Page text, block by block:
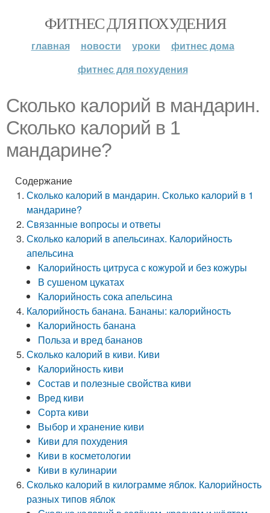
ФИТНЕС ДЛЯ ПОХУДЕНИЯ
главная новости уроки
фитнес дома
фитнес для похудения
Сколько калорий в мандарин.
Сколько калорий в 1
мандарине?
Содержание
Сколько калорий в мандарин. Сколько калорий в 1
мандарине?
Связанные вопросы и ответы
Сколько калорий в апельсинах. Калорийность
апельсина
Калорийность цитруса с кожурой и без кожуры
В сушеном цукатах
Калорийность сока апельсина
Калорийность банана. Бананы: калорийность
Калорийность банана
Польза и вред бананов
Сколько калорий в киви. Киви
Калорийность киви
Состав и полезные свойства киви
Вред киви
Сорта киви
Выбор и хранение киви
Киви для похудения
Киви в косметологии
Киви в кулинарии
Сколько калорий в килограмме яблок. Калорийность
разных типов яблок